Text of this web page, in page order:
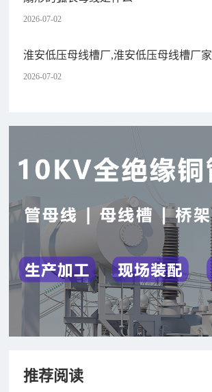
2026-07-02
淮安低压母线槽厂,淮安低压母线槽厂家
2026-07-02
推荐阅读